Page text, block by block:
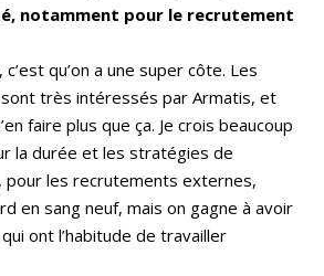
notamment pour le recrutement
qu’on a une super côte. Les
très intéressés par Armatis, et
faire plus que ça. Je crois beaucoup
la durée et les stratégies de
pour les recrutements externes,
en sang neuf, mais on gagne à avoir
ont l’habitude de travailler